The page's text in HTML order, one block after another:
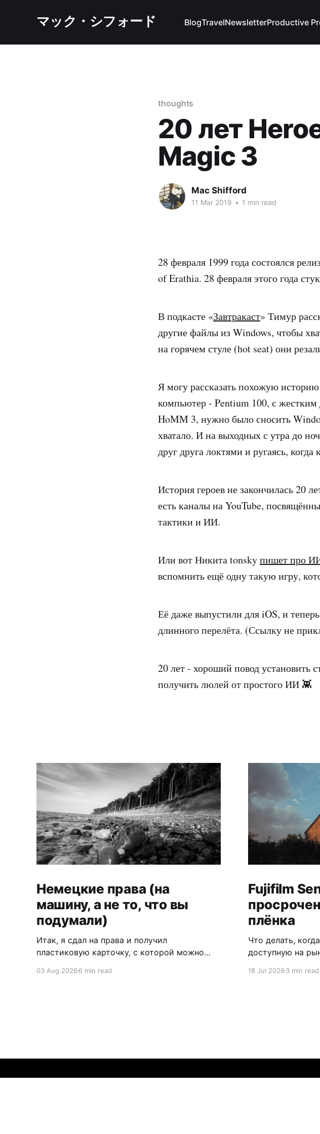
マック・シフォード BlogTravelNewsletterProductive
thoughts
20 лет
Magic 3
Mac Shifford
11 Mar 2019 • 1 min read
28 февраля 1999 года состоялся
of Erathia. 28 февраля этого года
В подкасте «Завтракаст» Тимур
другие файлы из Windows, чтобы
на горячем стуле (hot seat) они
Я могу рассказать похожую
компьютер - Pentium 100, с
HoMM 3, нужно было сносить
хватало. И на выходных с утра до
друг друга локтями и ругаясь,
История героев не закончилась 20
есть каналы на YouTube,
тактики и ИИ.
Или вот Никита tonskyпишет про
вспомнить ещё одну такую игру,
Её даже выпустили для iOS, и
длинного перелёта. (Ссылку не
20 лет - хороший повод установить
получить люлей от простого ИИ 👾
Немецкие права (на
машину, а не то, что вы
подумали)
Итак, я сдал на права и получил
пластиковую карточку, с которой можно
всему миру (но это не точно: где-то могут
03 Aug 2026 6 min read
Fujifilm
плёнка
Что делать,
доступную на
Перейти на
18 Jul 20263 min read